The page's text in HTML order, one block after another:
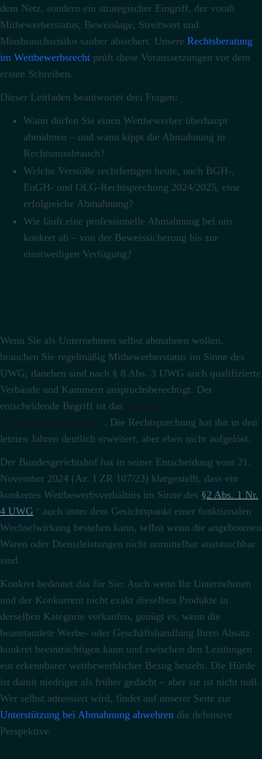
dem Netz, sondern ein strategischer Eingriff, der vorab
Mitbewerberstatus, Beweislage, Streitwert und
Missbrauchsrisiko sauber absichert. Unsere Rechtsberatung
im Wettbewerbsrecht prüft diese Voraussetzungen vor dem
ersten Schreiben.
Dieser Leitfaden beantwortet drei Fragen:
Wann dürfen Sie einen Wettbewerber überhaupt
abmahnen – und wann kippt die Abmahnung in
Rechtsmissbrauch?
Welche Verstöße rechtfertigen heute, nach BGH-,
EuGH- und OLG-Rechtsprechung 2024/2025, eine
erfolgreiche Abmahnung?
Wie läuft eine professionelle Abmahnung bei uns
konkret ab – von der Beweissicherung bis zur
einstweiligen Verfügung?
Wenn Sie als Unternehmen selbst abmahnen wollen,
brauchen Sie regelmäßig Mitbewerberstatus im Sinne des
UWG; daneben sind nach § 8 Abs. 3 UWG auch qualifizierte
Verbände und Kammern anspruchsberechtigt. Der
entscheidende Begriff ist das
. Die Rechtsprechung hat ihn in den
letzten Jahren deutlich erweitert, aber eben nicht aufgelöst.
Der Bundesgerichtshof hat in seiner Entscheidung vom 21.
November 2024 (Az. I ZR 107/23) klargestellt, dass ein
konkretes Wettbewerbsverhältnis im Sinne des §2 Abs. 1 Nr.
4 UWG
auch unter dem Gesichtspunkt einer funktionalen
Wechselwirkung bestehen kann, selbst wenn die angebotenen
Waren oder Dienstleistungen nicht unmittelbar austauschbar
sind.
Konkret bedeutet das für Sie: Auch wenn Ihr Unternehmen
und der Konkurrent nicht exakt dieselben Produkte in
derselben Kategorie verkaufen, genügt es, wenn die
beanstandete Werbe- oder Geschäftshandlung Ihren Absatz
konkret beeinträchtigen kann und zwischen den Leistungen
ein erkennbarer wettbewerblicher Bezug besteht. Die Hürde
ist damit niedriger als früher gedacht – aber sie ist nicht null.
Wer selbst adressiert wird, findet auf unserer Seite zur
Unterstützung bei Abmahnung abwehren die defensive
Perspektive.